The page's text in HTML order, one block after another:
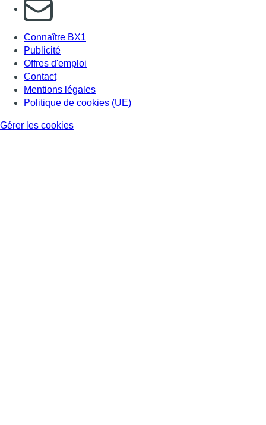
S'abonner à notre newsletter
Connaître BX1
Publicité
Offres d'emploi
Contact
Mentions légales
Politique de cookies (UE)
Gérer les cookies